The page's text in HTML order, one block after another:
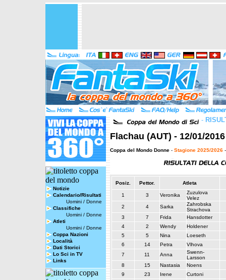
Notizie
Calendario/Risultati
Uomini / Donne
Classifiche
Uomini / Donne
Atleti
Uomini / Donne
Coppa Nazioni
Località
Dati Storici
Lo Sci in TV
Links
-
Flachau (AUT) - 12/01/
Coppa del Mondo Donne - Stagione 2025/2026
Posiz. Pettor. Atleta
1 3 Veronika
Zuzulova
Velez
2
4 Sarka
Zahrobska
Strachova
3
7 Frida
Hansdotter
4
2 Wendy
Holdener
5
5 Nina
Loeseth
6
14 Petra
Vlhova
7
11 Anna
Swenn-
Larsson
8
15 Nastasia
Noens
9
23 Irene
Curtoni